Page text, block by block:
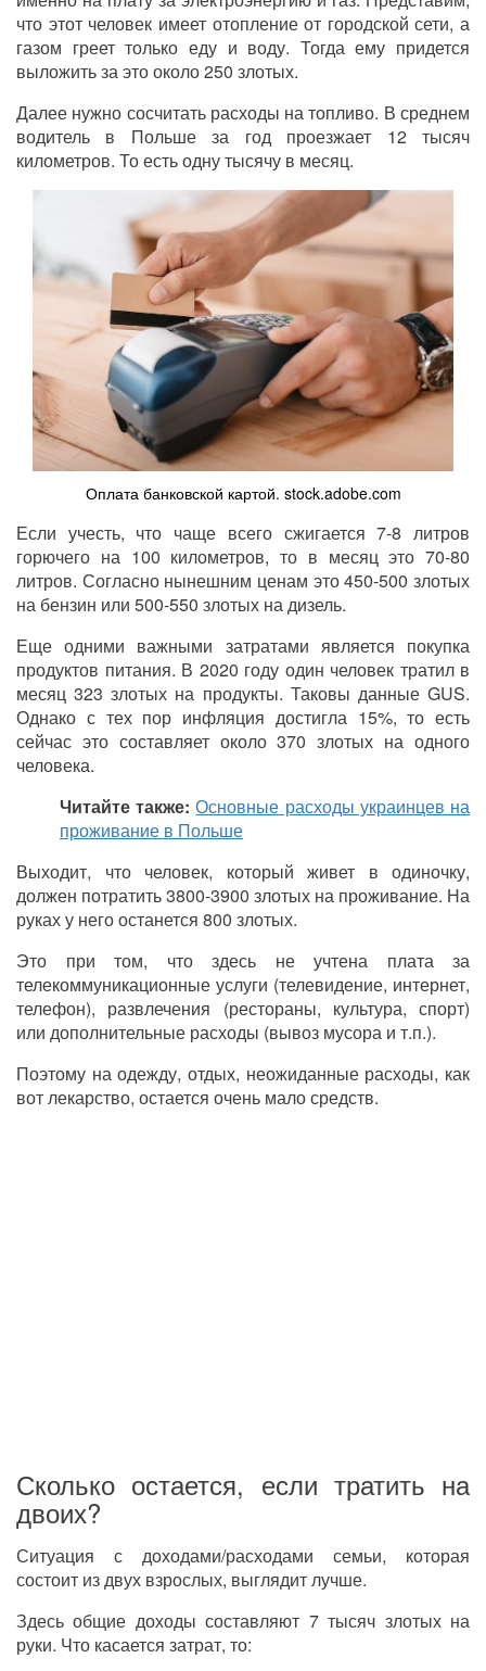
что этот человек имеет отопление от городской сети, а
газом греет только еду и воду. Тогда ему придется
выложить за это около 250 злотых.
Далее нужно сосчитать расходы на топливо. В среднем
водитель в Польше за год проезжает 12 тысяч
километров. То есть одну тысячу в месяц.
Оплата банковской картой. stock.adobe.com
Если учесть, что чаще всего сжигается 7-8 литров
горючего на 100 километров, то в месяц это 70-80
литров. Согласно нынешним ценам это 450-500 злотых
на бензин или 500-550 злотых на дизель.
Еще одними важными затратами является покупка
продуктов питания. В 2020 году один человек тратил в
месяц 323 злотых на продукты. Таковы данные GUS.
Однако с тех пор инфляция достигла 15%, то есть
сейчас это составляет около 370 злотых на одного
человека.
Читайте также:Основные расходы украинцев на
проживание в Польше
Выходит, что человек, который живет в одиночку,
должен потратить 3800-3900 злотых на проживание. На
руках у него останется 800 злотых.
Это при том, что здесь не учтена плата за
телекоммуникационные услуги (телевидение, интернет,
телефон), развлечения (рестораны, культура, спорт)
или дополнительные расходы (вывоз мусора и т.п.).
Поэтому на одежду, отдых, неожиданные расходы, как
вот лекарство, остается очень мало средств.
Сколько остается, если тратить на
двоих?
Ситуация с доходами/расходами семьи, которая
состоит из двух взрослых, выглядит лучше.
Здесь общие доходы составляют 7 тысяч злотых на
руки. Что касается затрат, то: